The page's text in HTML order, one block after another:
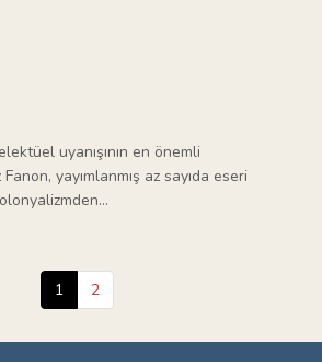
uyanışının en önemli
yayımlanmış az sayıda eseri
1 2